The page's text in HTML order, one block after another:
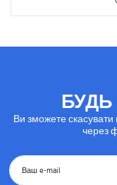
БУДЬ
Ви зможете
через